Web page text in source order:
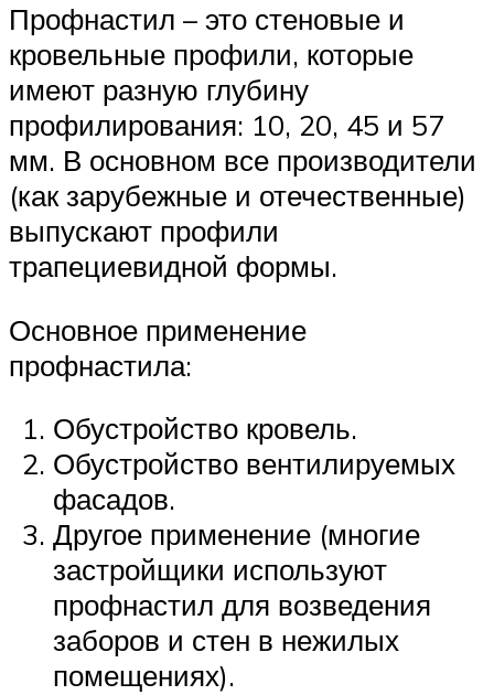
Профнастил – это стеновые и
кровельные профили, которые
имеют разную глубину
профилирования: 10, 20, 45 и 57
мм. В основном все производители
(как зарубежные и отечественные)
выпускают профили
трапециевидной формы.
Основное применение
профнастила:
Обустройство кровель.
Обустройство вентилируемых
фасадов.
Другое применение (многие
застройщики используют
профнастил для возведения
заборов и стен в нежилых
помещениях).